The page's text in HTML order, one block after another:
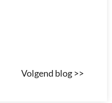
Volgend blog >>